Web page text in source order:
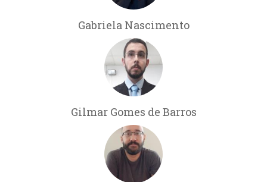
Gabriela Nascimento
Gilmar Gomes de Barros